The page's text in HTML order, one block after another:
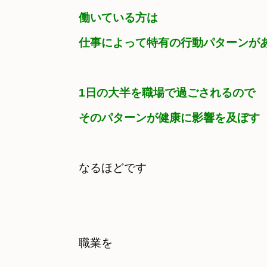
働いている方は
仕事によって特有の行動パターンが
1日の大半を職場で過ごされるので
そのパターンが健康に影響を及ぼす
なるほどです
職業を